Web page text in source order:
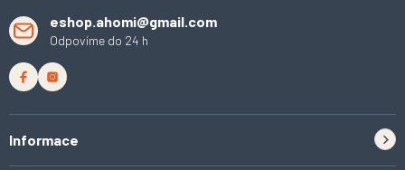
eshop.ahomi@gmail.com
Odpovíme do 24 h
Informace